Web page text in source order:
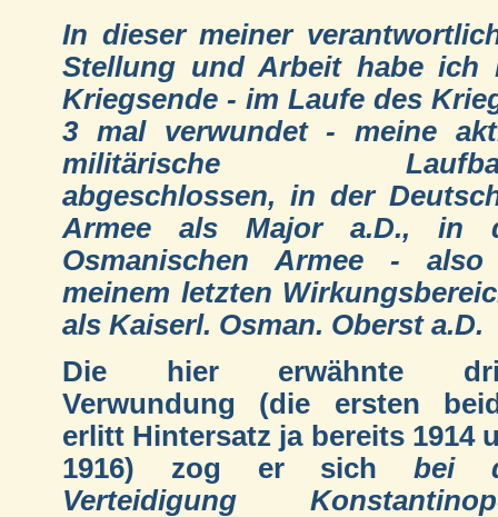
In dieser meiner
Stellung und Arbeit habe ich
Kriegsende - im Laufe des
3 mal verwundet - meine
militärische
abgeschlossen, in der
Armee als Major a.D., in
Osmanischen Armee -
meinem letzten
als Kaiserl. Osman. Oberst a.D.
Die hier erwähnte
Verwundung (die ersten
erlitt Hintersatz ja bereits 1914
1916) zog er sichbei
Verteidigung